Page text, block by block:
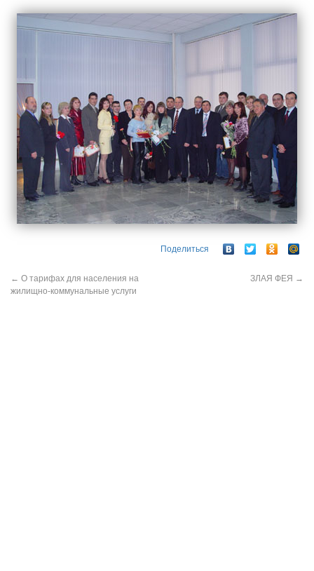
Поделиться
← О тарифах для населения на
жилищно-коммунальные услуги
ЗЛАЯ ФЕЯ →